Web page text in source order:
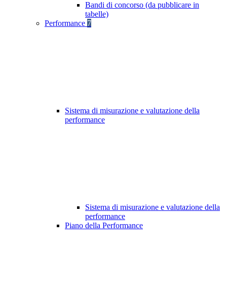
Bandi di concorso (da pubblicare in
tabelle)
Performance 7
Sistema di misurazione e valutazione della
performance
Sistema di misurazione e valutazione della
performance
Piano della Performance